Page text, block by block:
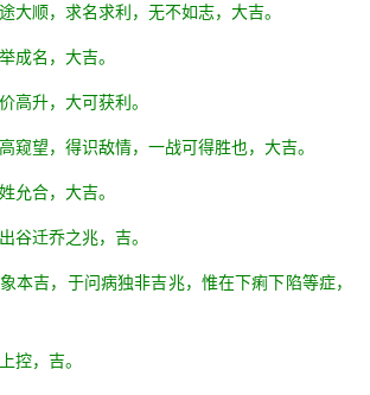
顺，求名求利，无不如志，大吉。
成名，大吉。
高升，大可获利。
望，得识敌情，一战可得胜也，大吉。
允合，大吉。
谷迁乔之兆，吉。
本吉，于问病独非吉兆，惟在下痢下陷等症，
控，吉。